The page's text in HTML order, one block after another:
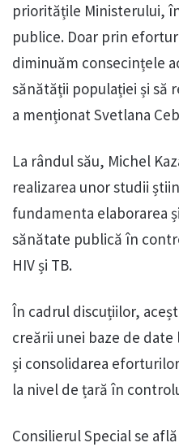
prioritățile Ministerului,
publice. Doar prin
diminuăm consecințele
sănătății populației și să
a menționat Svetlana
La rândul său, Michel
realizarea unor studii
fundamenta elaborarea
sănătate publică în
HIV și TB.
În cadrul discuțiilor,
creării unei baze de date
și consolidarea
la nivel de țară în
Consilierul Special se